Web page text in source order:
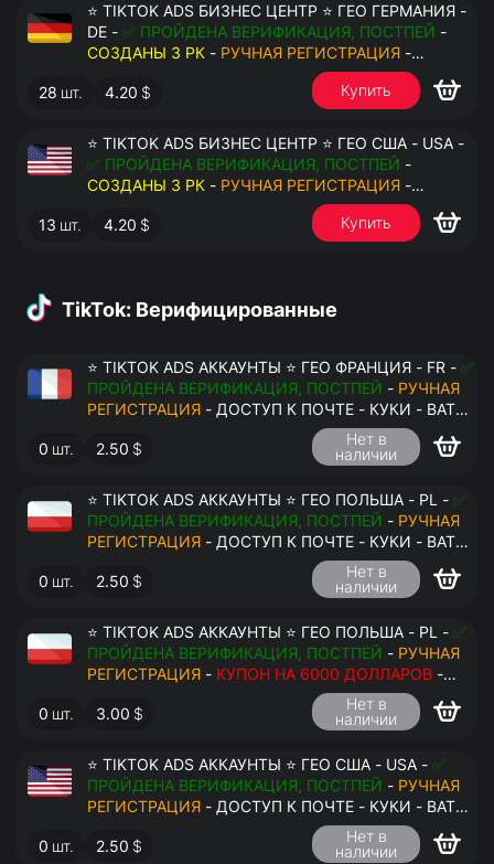
⭐ TIKTOK ADS БИЗНЕС ЦЕНТР ⭐ ГЕО ГЕРМАНИЯ -
DE - ✅ ПРОЙДЕНА ВЕРИФИКАЦИЯ, ПОСТПЕЙ -
СОЗДАНЫ 3 РК - РУЧНАЯ РЕГИСТРАЦИЯ -
ДОСТУП К ПОЧТЕ - КУКИ - ВАТ ЗАПОЛНЕН -
ПЕРЕДАЧА В АНТИДЕТЕКТ
28 шт. 4.20 $ Купить
⭐ TIKTOK ADS БИЗНЕС ЦЕНТР ⭐ ГЕО США - USA -
✅ ПРОЙДЕНА ВЕРИФИКАЦИЯ, ПОСТПЕЙ -
СОЗДАНЫ 3 РК - РУЧНАЯ РЕГИСТРАЦИЯ -
ДОСТУП К ПОЧТЕ - КУКИ - ВАТ ЗАПОЛНЕН -
ПЕРЕДАЧА В АНТИДЕТЕКТ
13 шт. 4.20 $ Купить
TikTok: Верифицированные
⭐ TIKTOK ADS АККАУНТЫ ⭐ ГЕО ФРАНЦИЯ - FR - ✅
ПРОЙДЕНА ВЕРИФИКАЦИЯ, ПОСТПЕЙ - РУЧНАЯ
РЕГИСТРАЦИЯ - ДОСТУП К ПОЧТЕ - КУКИ - ВАТ
ЗАПОЛНЕН - ПЕРЕДАЧА В АНТИДЕТЕКТ
0 шт. 2.50 $
Нет в
наличии
⭐ TIKTOK ADS АККАУНТЫ ⭐ ГЕО ПОЛЬША - PL - ✅
ПРОЙДЕНА ВЕРИФИКАЦИЯ, ПОСТПЕЙ - РУЧНАЯ
РЕГИСТРАЦИЯ - ДОСТУП К ПОЧТЕ - КУКИ - ВАТ
ЗАПОЛНЕН - ПЕРЕДАЧА В АНТИДЕТЕКТ
0 шт. 2.50 $
Нет в
наличии
⭐ TIKTOK ADS АККАУНТЫ ⭐ ГЕО ПОЛЬША - PL - ✅
ПРОЙДЕНА ВЕРИФИКАЦИЯ, ПОСТПЕЙ - РУЧНАЯ
РЕГИСТРАЦИЯ - КУПОН НА 6000 ДОЛЛАРОВ -
ДОСТУП К ПОЧТЕ - КУКИ - ВАТ ЗАПОЛНЕН -
ПЕРЕДАЧА В АНТИДЕТЕКТ
0 шт. 3.00 $
Нет в
наличии
⭐ TIKTOK ADS АККАУНТЫ ⭐ ГЕО США - USA - ✅
ПРОЙДЕНА ВЕРИФИКАЦИЯ, ПОСТПЕЙ - РУЧНАЯ
РЕГИСТРАЦИЯ - ДОСТУП К ПОЧТЕ - КУКИ - ВАТ
ЗАПОЛНЕН - ПЕРЕДАЧА В АНТИДЕТЕКТ
0 шт. 2.50 $
Нет в
наличии